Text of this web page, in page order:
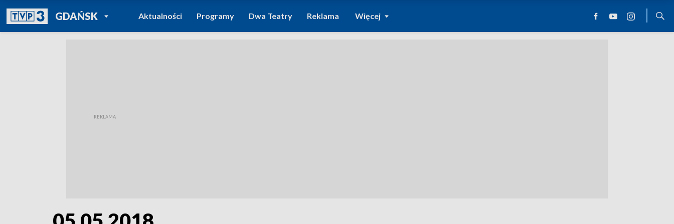
GDAŃSKPOWRÓT DO
TVP REGIONY
Aktualności Programy Dwa Teatry Reklama Więcej